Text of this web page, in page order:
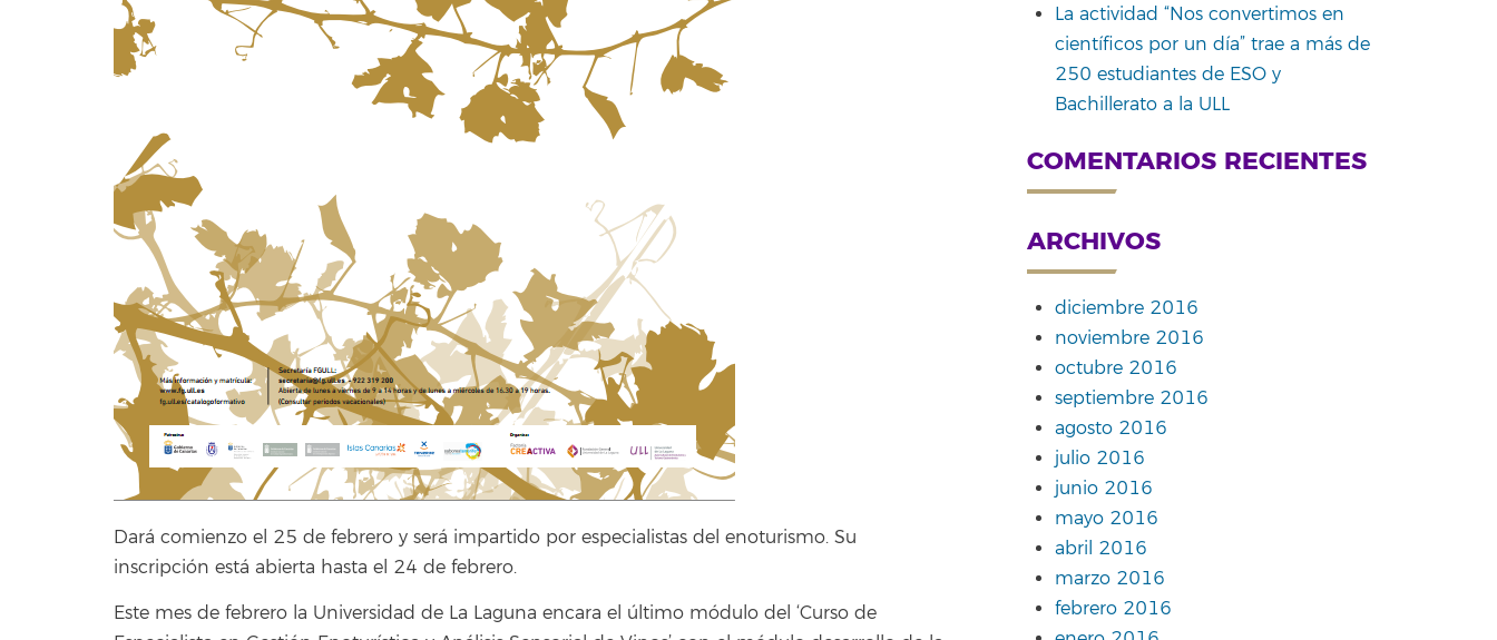
Dará comienzo el 25 de febrero y será impartido por especialistas del enoturismo. Su
inscripción está abierta hasta el 24 de febrero.
Este mes de febrero la Universidad de La Laguna encara el último módulo del ‘Curso de
La actividad “Nos convertimos en
científicos por un día” trae a más de
250 estudiantes de ESO y
Bachillerato a la ULL
COMENTARIOS RECIENTES
ARCHIVOS
diciembre 2016
noviembre 2016
octubre 2016
septiembre 2016
agosto 2016
julio 2016
junio 2016
mayo 2016
abril 2016
marzo 2016
febrero 2016